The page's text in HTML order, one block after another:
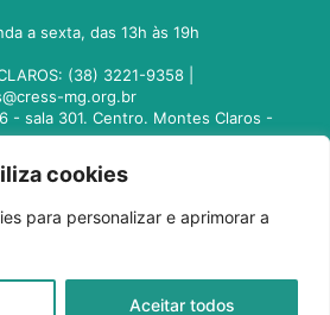
cookies
para personalizar e aprimorar a
Aceitar todos
a sexta, das 13h às 19h
(38) 3221-9358 |
mg.org.br
- sala 301. Centro. Montes Claros -
mg.org.br
101. Uberlândia - MG. CEP